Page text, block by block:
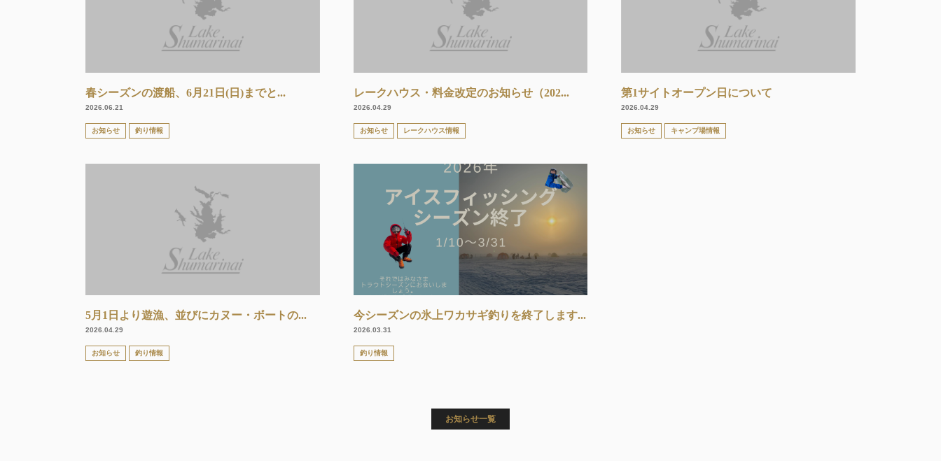
春シーズンの渡船、6月21日(日)までと...
2026.06.21
お知らせ 釣り情報
レークハウス・料金改定のお知らせ（202...
2026.04.29
お知らせ レークハウス情報
第1サイトオープン日について
2026.04.29
お知らせ キャンプ場情報
5月1日より遊漁、並びにカヌー・ボートの...
2026.04.29
お知らせ 釣り情報
今シーズンの氷上ワカサギ釣りを終了します...
2026.03.31
釣り情報
お知らせ一覧